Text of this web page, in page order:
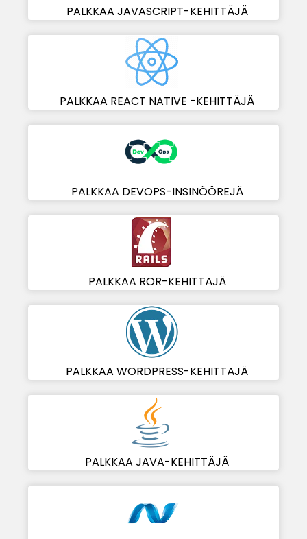
PALKKAA JAVASCRIPT-KEHITTÄJÄ
PALKKAA REACT NATIVE -KEHITTÄJÄ
PALKKAA DEVOPS-INSINÖÖREJÄ
PALKKAA ROR-KEHITTÄJÄ
PALKKAA WORDPRESS-KEHITTÄJÄ
PALKKAA JAVA-KEHITTÄJÄ